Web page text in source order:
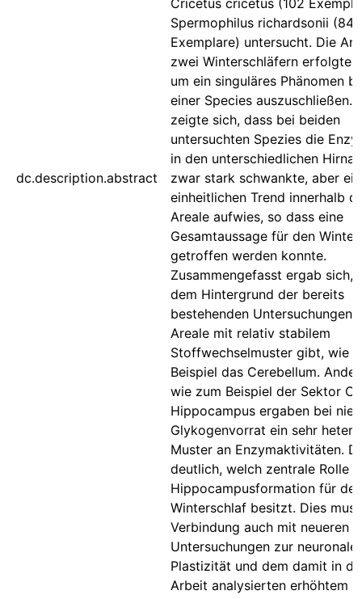
dc.description.abstract
Cricetus cricetus (102
Spermophilus richardsonii (84
Exemplare) untersucht. Die
zwei Winterschläfern erfolgte
um ein singuläres Phänomen
einer Species auszuschließen.
zeigte sich, dass bei beiden
untersuchten Spezies die
in den unterschiedlichen
zwar stark schwankte, aber
einheitlichen Trend innerhalb
Areale aufwies, so dass eine
Gesamtaussage für den
getroffen werden konnte.
Zusammengefasst ergab sich,
dem Hintergrund der bereits
bestehenden Untersuchungen,
Areale mit relativ stabilem
Stoffwechselmuster gibt, wie
Beispiel das Cerebellum.
wie zum Beispiel der Sektor
Hippocampus ergaben bei
Glykogenvorrat ein sehr
Muster an Enzymaktivitäten.
deutlich, welch zentrale Rolle
Hippocampusformation für den
Winterschlaf besitzt. Dies
Verbindung auch mit neueren
Untersuchungen zur
Plastizität und dem damit in
Arbeit analysierten erhöhtem